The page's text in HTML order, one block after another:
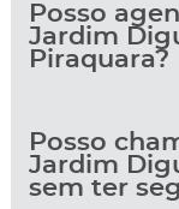
Posso
Jardim
Piraquara?
Posso
Jardim
sem ter